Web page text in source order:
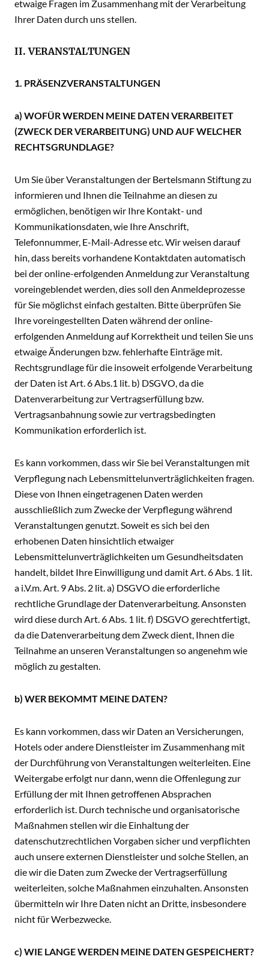
etwaige Fragen im Zusammenhang mit der Verarbeitung
Ihrer Daten durch uns stellen.
II. VERANSTALTUNGEN
1. PRÄSENZVERANSTALTUNGEN
a) WOFÜR WERDEN MEINE DATEN VERARBEITET
(ZWECK DER VERARBEITUNG) UND AUF WELCHER
RECHTSGRUNDLAGE?
Um Sie über Veranstaltungen der Bertelsmann Stiftung zu
informieren und Ihnen die Teilnahme an diesen zu
ermöglichen, benötigen wir Ihre Kontakt- und
Kommunikationsdaten, wie Ihre Anschrift,
Telefonnummer, E-Mail-Adresse etc. Wir weisen darauf
hin, dass bereits vorhandene Kontaktdaten automatisch
bei der online-erfolgenden Anmeldung zur Veranstaltung
voreingeblendet werden, dies soll den Anmeldeprozesse
für Sie möglichst einfach gestalten. Bitte überprüfen Sie
Ihre voreingestellten Daten während der online-
erfolgenden Anmeldung auf Korrektheit und teilen Sie uns
etwaige Änderungen bzw. fehlerhafte Einträge mit.
Rechtsgrundlage für die insoweit erfolgende Verarbeitung
der Daten ist Art. 6 Abs.1 lit. b) DSGVO, da die
Datenverarbeitung zur Vertragserfüllung bzw.
Vertragsanbahnung sowie zur vertragsbedingten
Kommunikation erforderlich ist.
Es kann vorkommen, dass wir Sie bei Veranstaltungen mit
Verpflegung nach Lebensmittelunverträglichkeiten fragen.
Diese von Ihnen eingetragenen Daten werden
ausschließlich zum Zwecke der Verpflegung während
Veranstaltungen genutzt. Soweit es sich bei den
erhobenen Daten hinsichtlich etwaiger
Lebensmittelunverträglichkeiten um Gesundheitsdaten
handelt, bildet Ihre Einwilligung und damit Art. 6 Abs. 1 lit.
a i.V.m. Art. 9 Abs. 2 lit. a) DSGVO die erforderliche
rechtliche Grundlage der Datenverarbeitung. Ansonsten
wird diese durch Art. 6 Abs. 1 lit. f) DSGVO gerechtfertigt,
da die Datenverarbeitung dem Zweck dient, Ihnen die
Teilnahme an unseren Veranstaltungen so angenehm wie
möglich zu gestalten.
b) WER BEKOMMT MEINE DATEN?
Es kann vorkommen, dass wir Daten an Versicherungen,
Hotels oder andere Dienstleister im Zusammenhang mit
der Durchführung von Veranstaltungen weiterleiten. Eine
Weitergabe erfolgt nur dann, wenn die Offenlegung zur
Erfüllung der mit Ihnen getroffenen Absprachen
erforderlich ist. Durch technische und organisatorische
Maßnahmen stellen wir die Einhaltung der
datenschutzrechtlichen Vorgaben sicher und verpflichten
auch unsere externen Dienstleister und solche Stellen, an
die wir die Daten zum Zwecke der Vertragserfüllung
weiterleiten, solche Maßnahmen einzuhalten. Ansonsten
übermitteln wir Ihre Daten nicht an Dritte, insbesondere
nicht für Werbezwecke.
c) WIE LANGE WERDEN MEINE DATEN GESPEICHERT?